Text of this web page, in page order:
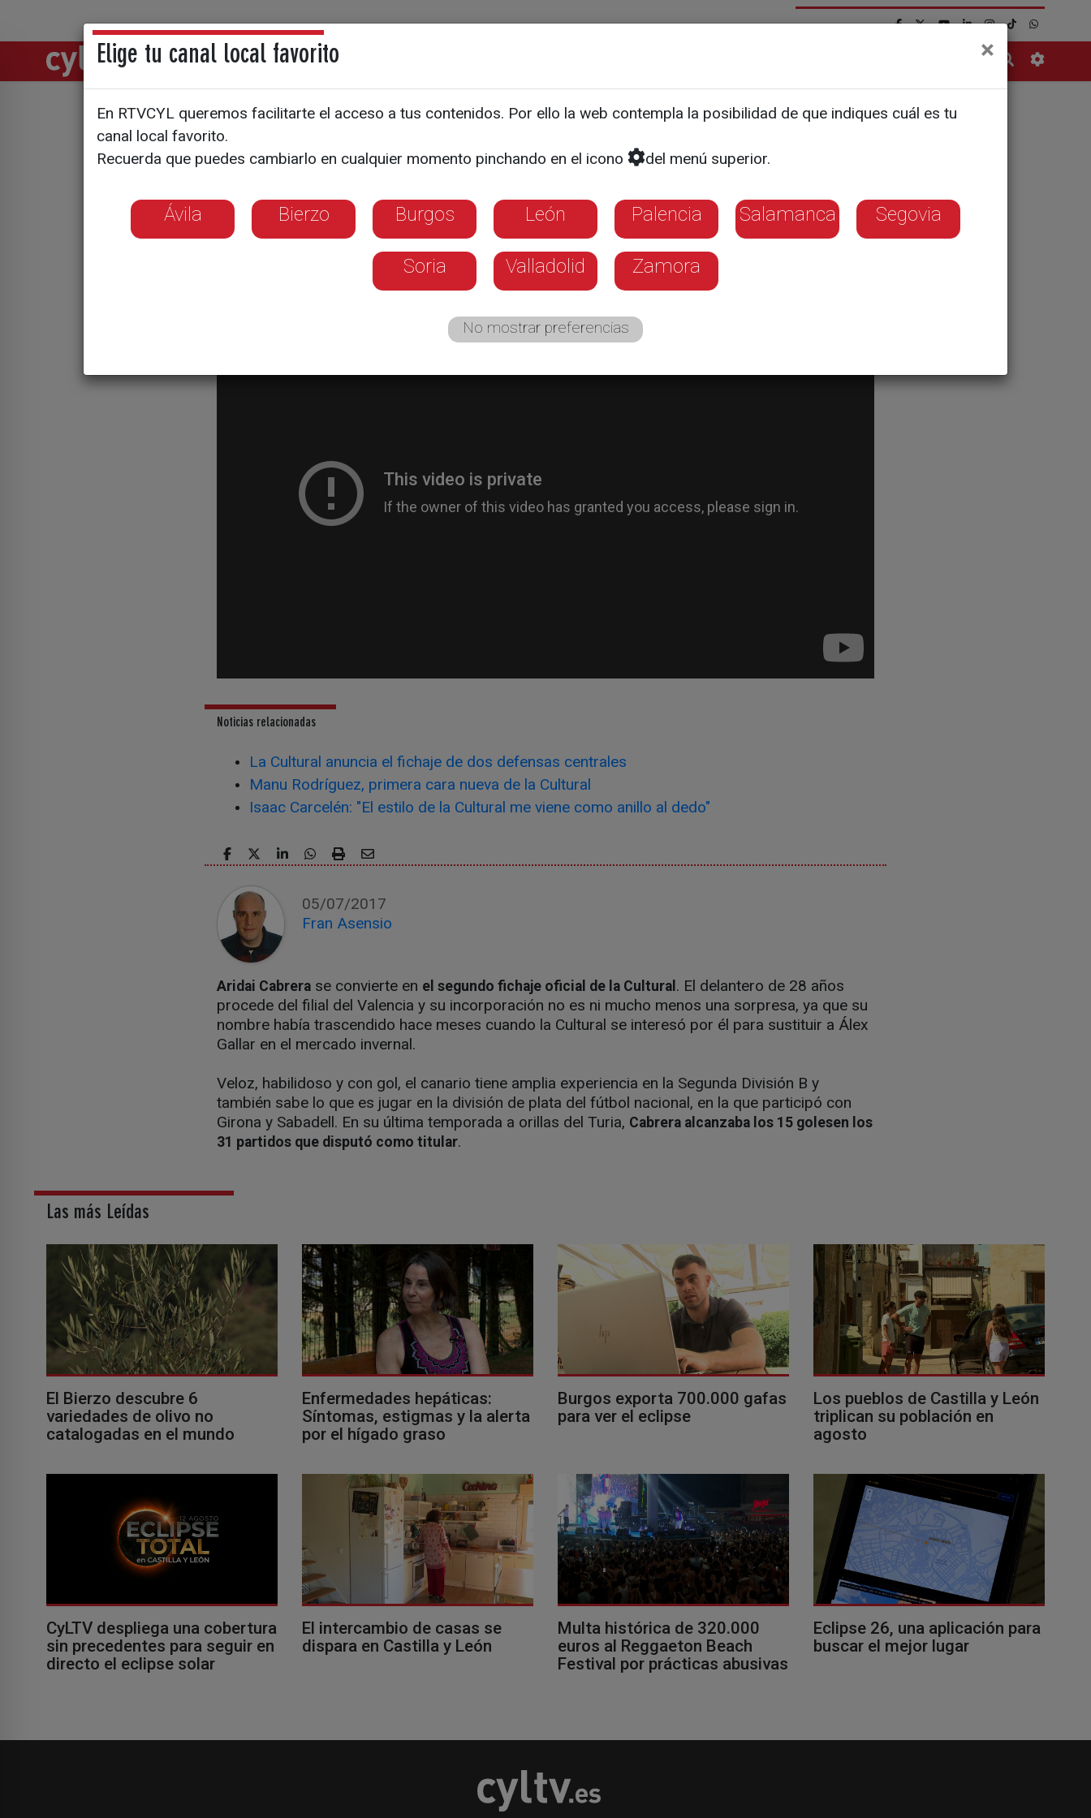
Directos Noticias
FÚTBOL | LIGA 123
Aridai Cabrera refuerza el ataque de la
Cultural
El delantero de 28 años llega del Valencia Mestalla y tiene experiencia en la
Noticias relacionadas
La Cultural anuncia el fichaje de dos defensas centrales
Manu Rodríguez, primera cara nueva de la Cultural
Isaac Carcelén: "El estilo de la Cultural me viene como anillo al dedo"
05/07/2017
Fran Asensio
Aridai Cabrera se convierte en el segundo fichaje oficial de la Cultural . El delantero de 28 años
procede del filial del Valencia y su incorporación no es ni mucho menos una sorpresa, ya que su
nombre había trascendido hace meses cuando la Cultural se interesó por él para sustituir a Álex
Gallar en el mercado invernal.
Veloz, habilidoso y con gol, el canario tiene amplia experiencia en la Segunda División B y
también sabe lo que es jugar en la división de plata del fútbol nacional, en la que participó con
Girona y Sabadell. En su última temporada a orillas del Turia, Cabrera alcanzaba los 15 golesen los
31 partidos que disputó como titular.
Las más Leídas
El Bierzo descubre 6
variedades de olivo no
catalogadas en el mundo
Enfermedades hepáticas:
Síntomas, estigmas y la alerta
por el hígado graso
Burgos exporta 700.000 gafas
para ver el eclipse
Los pueblos de Castilla y León
triplican su población en
agosto
CyLTV despliega una cobertura
sin precedentes para seguir en
directo el eclipse solar
El intercambio de casas se
dispara en Castilla y León
Multa histórica de 320.000
euros al Reggaeton Beach
Festival por prácticas abusivas
Eclipse 26, una aplicación para
buscar el mejor lugar
Elige tu canal local favorito ×
En RTVCYL queremos facilitarte el acceso a tus contenidos. Por ello la web contempla la posibilidad de que indiques cuál es tu
canal local favorito.
Recuerda que puedes cambiarlo en cualquier momento pinchando en el icono
del menú superior.
Ávila Bierzo Burgos León Palencia Salamanca Segovia
Soria Valladolid Zamora
No mostrar preferencias